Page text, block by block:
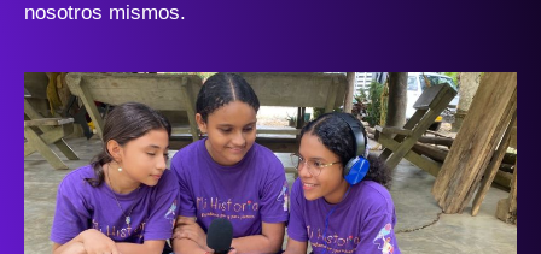
nosotros mismos.